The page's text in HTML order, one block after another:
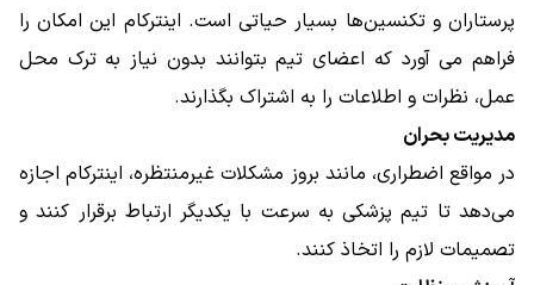
پرستاران و تکنسین‌ها بسیار حیاتی است. اینترکام این امکان را
فراهم می ‌آورد که اعضای تیم بتوانند بدون نیاز به ترک محل
عمل، نظرات و اطلاعات را به اشتراک بگذارند.
مدیریت بحران
در مواقع اضطراری، مانند بروز مشکلات غیرمنتظره، اینترکام اجازه
می‌دهد تا تیم پزشکی به سرعت با یکدیگر ارتباط برقرار کنند و
تصمیمات لازم را اتخاذ کنند.